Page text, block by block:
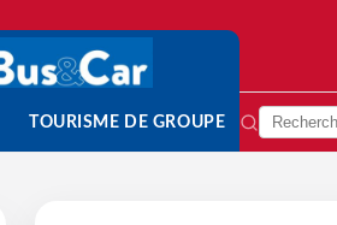
TOURISME DE GROUPE